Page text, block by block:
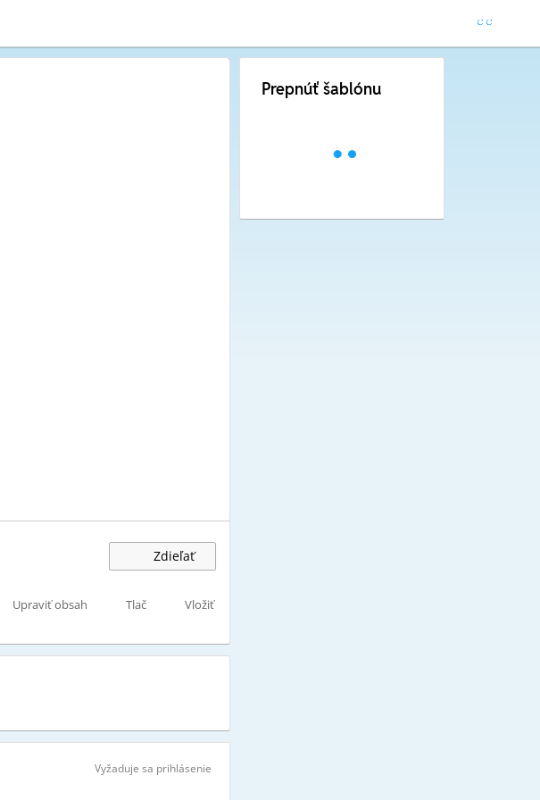
Zdieľať
Upraviť obsah Tlač Vložiť
Vyžaduje sa prihlásenie
Prepnúť šablónu